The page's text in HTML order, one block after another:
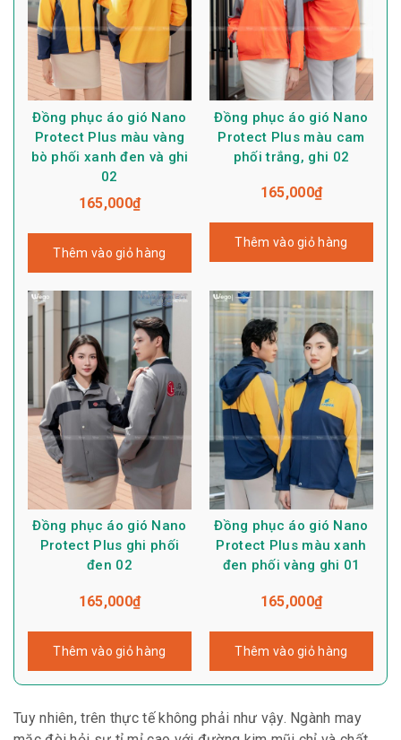
Đồng phục áo gió Nano
Protect Plus màu vàng
bò phối xanh đen và ghi
02
165,000₫
Thêm vào giỏ hàng
Đồng phục áo gió Nano
Protect Plus màu cam
phối trắng, ghi 02
165,000₫
Thêm vào giỏ hàng
Đồng phục áo gió Nano
Protect Plus ghi phối
đen 02
165,000₫
Thêm vào giỏ hàng
Đồng phục áo gió Nano
Protect Plus màu xanh
đen phối vàng ghi 01
165,000₫
Thêm vào giỏ hàng
Tuy nhiên, trên thực tế không phải như vậy. Ngành may